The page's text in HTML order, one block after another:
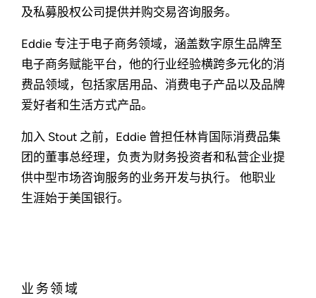
及私募股权公司提供并购交易咨询服务。
Eddie 专注于电子商务领域，涵盖数字原生品牌至
电子商务赋能平台，他的行业经验横跨多元化的消
费品领域，包括家居用品、消费电子产品以及品牌
爱好者和生活方式产品。
加入 Stout 之前，Eddie 曾担任林肯国际消费品集
团的董事总经理，负责为财务投资者和私营企业提
供中型市场咨询服务的业务开发与执行。 他职业
生涯始于美国银行。
业务领域